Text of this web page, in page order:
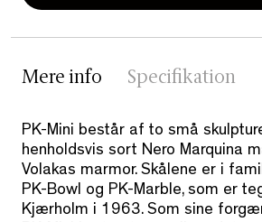
Mere info Specifikation
PK-Mini består af to små
henholdsvis sort Nero Marquina
Volakas marmor. Skålene er i
PK-Bowl og PK-Marble, som er
Kjærholm i 1963. Som sine